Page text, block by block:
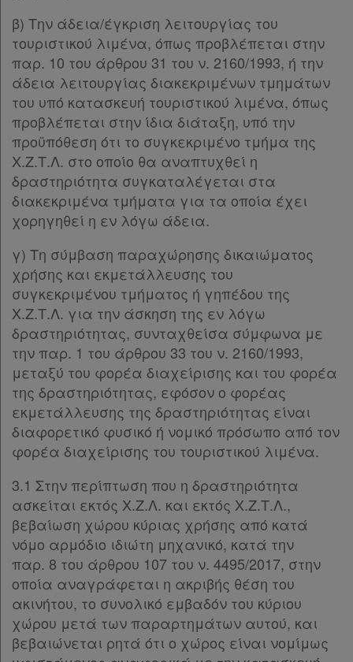
β) Την άδεια/έγκριση λειτουργίας του
τουριστικού λιμένα, όπως προβλέπεται στην
παρ. 10 του άρθρου 31 του ν. 2160/1993, ή την
άδεια λειτουργίας διακεκριμένων τμημάτων
του υπό κατασκευή τουριστικού λιμένα, όπως
προβλέπεται στην ίδια διάταξη, υπό την
προϋπόθεση ότι το συγκεκριμένο τμήμα της
Χ.Ζ.Τ.Λ. στο οποίο θα αναπτυχθεί η
δραστηριότητα συγκαταλέγεται στα
διακεκριμένα τμήματα για τα οποία έχει
χορηγηθεί η εν λόγω άδεια.
γ) Τη σύμβαση παραχώρησης δικαιώματος
χρήσης και εκμετάλλευσης του
συγκεκριμένου τμήματος ή γηπέδου της
Χ.Ζ.Τ.Λ. για την άσκηση της εν λόγω
δραστηριότητας, συνταχθείσα σύμφωνα με
την παρ. 1 του άρθρου 33 του ν. 2160/1993,
μεταξύ του φορέα διαχείρισης και του φορέα
της δραστηριότητας, εφόσον ο φορέας
εκμετάλλευσης της δραστηριότητας είναι
διαφορετικό φυσικό ή νομικό πρόσωπο από τον
φορέα διαχείρισης του τουριστικού λιμένα.
3.1 Στην περίπτωση που η δραστηριότητα
ασκείται εκτός Χ.Ζ.Λ. και εκτός Χ.Ζ.Τ.Λ.,
βεβαίωση χώρου κύριας χρήσης από κατά
νόμο αρμόδιο ιδιώτη μηχανικό, κατά την
παρ. 8 του άρθρου 107 του ν. 4495/2017, στην
οποία αναγράφεται η ακριβής θέση του
ακινήτου, το συνολικό εμβαδόν του κύριου
χώρου μετά των παραρτημάτων αυτού, και
βεβαιώνεται ρητά ότι ο χώρος είναι νομίμως